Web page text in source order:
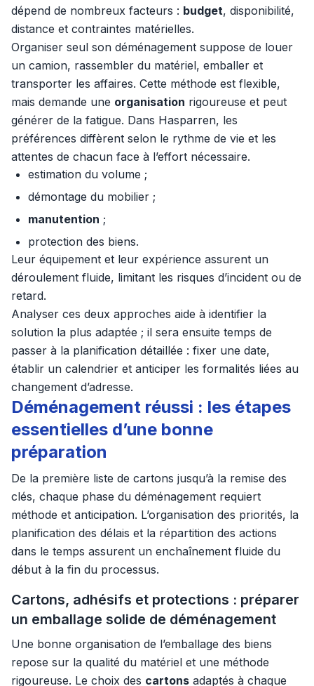
dépend de nombreux facteurs : budget, disponibilité,
distance et contraintes matérielles.
Organiser seul son déménagement suppose de louer
un camion, rassembler du matériel, emballer et
transporter les affaires. Cette méthode est flexible,
mais demande une organisation rigoureuse et peut
générer de la fatigue. Dans Hasparren, les
préférences diffèrent selon le rythme de vie et les
attentes de chacun face à l’effort nécessaire.
estimation du volume ;
démontage du mobilier ;
manutention ;
protection des biens.
Leur équipement et leur expérience assurent un
déroulement fluide, limitant les risques d’incident ou de
retard.
Analyser ces deux approches aide à identifier la
solution la plus adaptée ; il sera ensuite temps de
passer à la planification détaillée : fixer une date,
établir un calendrier et anticiper les formalités liées au
changement d’adresse.
Déménagement réussi : les étapes
essentielles d’une bonne
préparation
De la première liste de cartons jusqu’à la remise des
clés, chaque phase du déménagement requiert
méthode et anticipation. L’organisation des priorités, la
planification des délais et la répartition des actions
dans le temps assurent un enchaînement fluide du
début à la fin du processus.
Cartons, adhésifs et protections : préparer
un emballage solide de déménagement
Une bonne organisation de l’emballage des biens
repose sur la qualité du matériel et une méthode
rigoureuse. Le choix des cartons adaptés à chaque